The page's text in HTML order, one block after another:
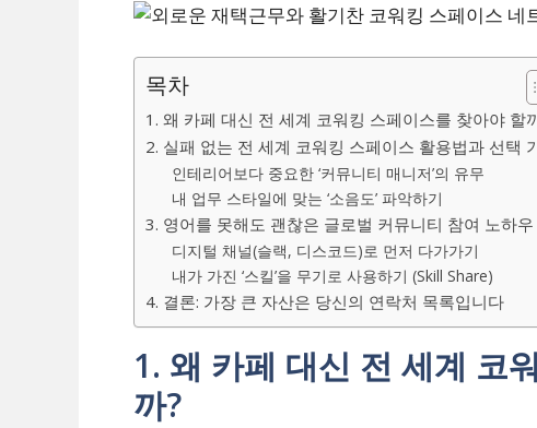
목차
1. 왜 카페 대신 전 세계 코워킹 스페이스를 찾아야 할
2. 실패 없는 전 세계 코워킹 스페이스 활용법과 선택
인테리어보다 중요한 ‘커뮤니티 매니저’의 유무
내 업무 스타일에 맞는 ‘소음도’ 파악하기
3. 영어를 못해도 괜찮은 글로벌 커뮤니티 참여 노하우
디지털 채널(슬랙, 디스코드)로 먼저 다가가기
내가 가진 ‘스킬’을 무기로 사용하기 (Skill Share)
4. 결론: 가장 큰 자산은 당신의 연락처 목록입니다
1. 왜 카페 대신 전 세계 코
까?